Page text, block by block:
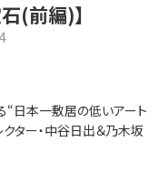
(前編)】
“日本一敷居の低いアート
ター・中谷日出＆乃木坂